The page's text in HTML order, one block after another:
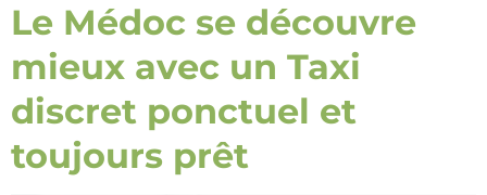
Le Médoc se découvre
mieux avec un Taxi
discret ponctuel et
toujours prêt